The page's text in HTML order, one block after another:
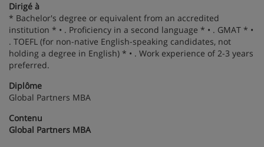
Dirigé à
* Bachelor's degree or equivalent from an accredited
institution * • . Proficiency in a second language * • . GMAT * •
. TOEFL (for non-native English-speaking candidates, not
holding a degree in English) * • . Work experience of 2-3 years
preferred.
Diplôme
Global Partners MBA
Contenu
Global Partners MBA